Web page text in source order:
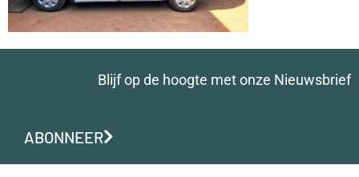
Blijf op de hoogte met onze Nieuwsbrief
ABONNEER